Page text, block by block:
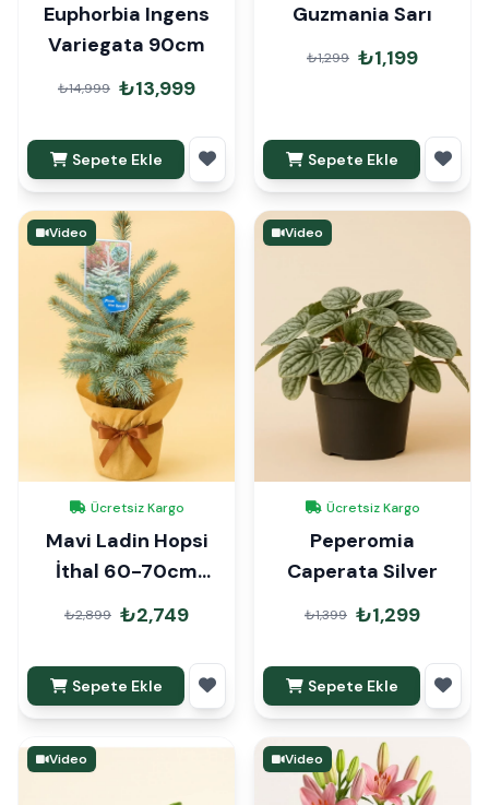
Euphorbia Ingens
Variegata 90cm
₺14,999 ₺13,999
Sepete Ekle
Guzmania Sarı
₺1,299 ₺1,199
Sepete Ekle
Video
Ücretsiz Kargo
Mavi Ladin Hopsi
İthal 60-70cm
Hediye Paketli
₺2,899 ₺2,749
Sepete Ekle
Video
Ücretsiz Kargo
Peperomia
Caperata Silver
₺1,399 ₺1,299
Sepete Ekle
Video Video